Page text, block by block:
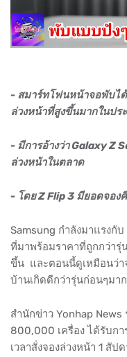
- สมาร์ทโฟนหน้าจอพับไ
ล่วงหน้าที่สูงขึ้นมากในปร
- มีการอ้างว่า Galaxy Z
ล่วงหน้าในตลาด
- โดย Z Flip 3 มียอดจอง
Samsung กำลังมาแรงกั
ที่มาพร้อมราคาที่ถูกกว่า
ขึ้น และตอนนี้ดูเหมือนว่า
บ้านเกิดดีกว่ารุ่นก่อนๆมาก
สำนักข่าว Yonhap News
800,000 เครื่อง ได้รับกา
เวลาสั่งจองล่วงหน้า 1 สั